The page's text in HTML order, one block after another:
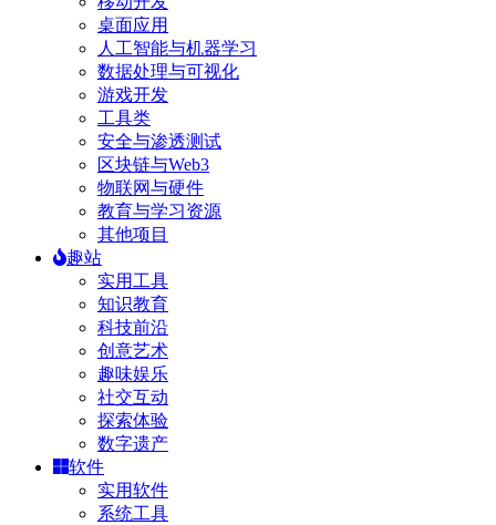
桌面应用
人工智能与机器学习
数据处理与可视化
游戏开发
工具类
安全与渗透测试
区块链与Web3
物联网与硬件
教育与学习资源
其他项目
趣站
实用工具
知识教育
科技前沿
创意艺术
趣味娱乐
社交互动
探索体验
数字遗产
软件
实用软件
系统工具